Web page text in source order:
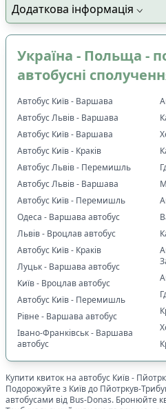
🔄Є пересадка
📍Основне, що впливає на
✅Виїзд і прибуття за
✅Можна обрати місце
✅Дитяче крісло
🚍Тип транспорту:
🚌Комфортабельний
🚐VIP мікроавтобус
👑Додатковий простір
Комфорт у дорозі
🛌Пледи
🚽Туалет
🍵Кава / чай / гаряча
🥤Безкоштовні напої
🔒Індивідуальні ремені
❄️Клімат-контроль
🔌Електроніка та розваги
🔌Розетки в салоні
📺Телевізор
Додаткова інформація
Україна - Польща -
автобусні
Автобус Київ - Варшава
Автобус Львів - Варшава
Автобус Київ - Варшава
Автобус Київ - Краків
Автобус Львів - Перемишль
Автобус Львів - Варшава
Автобус Київ - Перемишль
Одеса - Варшава автобус
Львів - Вроцлав автобус
Автобус Київ - Краків
Луцьк - Варшава автобус
Київ - Вроцлав автобус
Автобус Київ - Перемишль
Рівне - Варшава автобус
Івано-Франківськ - Варшава
автобус
Купити квиток на автобус Київ-
Подорожуйте з Київдо Пйотркув-
автобусами від Bus-Donas. Бронюйте